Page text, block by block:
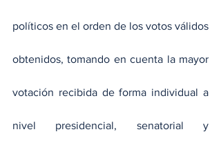
políticos en el orden de los votos válidos
obtenidos, tomando en cuenta la mayor
votación recibida de forma individual a
nivel presidencial, senatorial y